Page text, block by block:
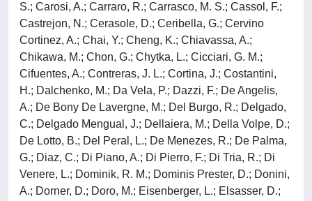
S.; Carosi, A.; Carraro, R.; Carrasco, M. S.; Cassol, F.;
Castrejon, N.; Cerasole, D.; Ceribella, G.; Cervino
Cortinez, A.; Chai, Y.; Cheng, K.; Chiavassa, A.;
Chikawa, M.; Chon, G.; Chytka, L.; Cicciari, G. M.;
Cifuentes, A.; Contreras, J. L.; Cortina, J.; Costantini,
H.; Dalchenko, M.; Da Vela, P.; Dazzi, F.; De Angelis,
A.; De Bony De Lavergne, M.; Del Burgo, R.; Delgado,
C.; Delgado Mengual, J.; Dellaiera, M.; Della Volpe, D.;
De Lotto, B.; Del Peral, L.; De Menezes, R.; De Palma,
G.; Diaz, C.; Di Piano, A.; Di Pierro, F.; Di Tria, R.; Di
Venere, L.; Dominik, R. M.; Dominis Prester, D.; Donini,
A.; Dorner, D.; Doro, M.; Eisenberger, L.; Elsasser, D.;